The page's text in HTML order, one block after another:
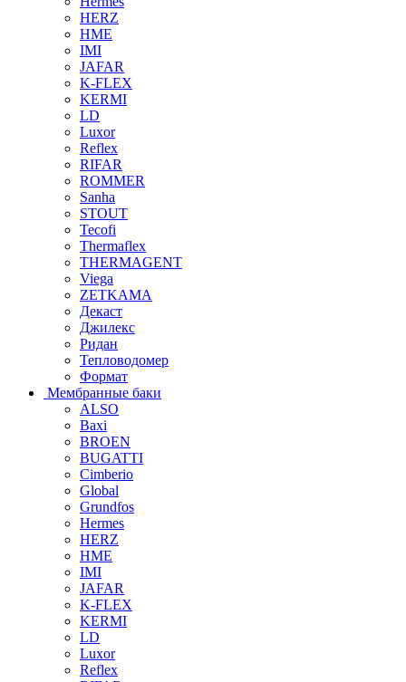
HERZ
HME
IMI
JAFAR
K-FLEX
KERMI
LD
Luxor
Reflex
RIFAR
ROMMER
Sanha
STOUT
Tecofi
Thermaflex
THERMAGENT
Viega
ZETKAMA
Декаст
Джилекс
Ридан
Тепловодомер
Формат
Мембранные баки
ALSO
Baxi
BROEN
BUGATTI
Cimberio
Global
Grundfos
Hermes
HERZ
HME
IMI
JAFAR
K-FLEX
KERMI
LD
Luxor
Reflex